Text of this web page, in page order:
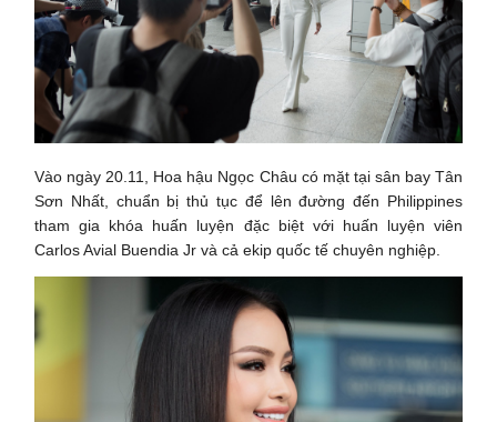
Vào ngày 20.11, Hoa hậu Ngọc Châu có mặt tại sân bay Tân
Sơn Nhất, chuẩn bị thủ tục để lên đường đến Philippines
tham gia khóa huấn luyện đặc biệt với huấn luyện viên
Carlos Avial Buendia Jr và cả ekip quốc tế chuyên nghiệp.